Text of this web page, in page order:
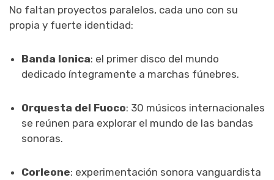
No faltan proyectos paralelos, cada uno con su
propia y fuerte identidad:
Banda Ionica: el primer disco del mundo
dedicado íntegramente a marchas fúnebres.
Orquesta del Fuoco: 30 músicos internacionales
se reúnen para explorar el mundo de las bandas
sonoras.
Corleone: experimentación sonora vanguardista